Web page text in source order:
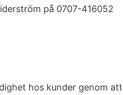
på 0707-416052
hos kunder genom att